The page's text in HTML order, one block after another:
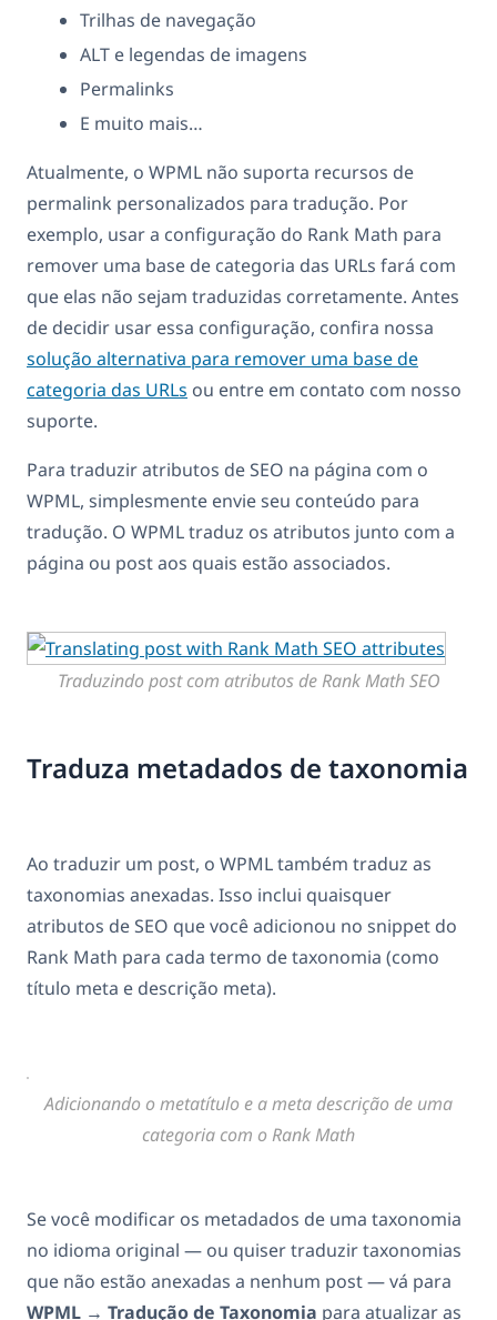
Trilhas de navegação
ALT e legendas de imagens
Permalinks
E muito mais…
Atualmente, o WPML não suporta recursos de
permalink personalizados para tradução. Por
exemplo, usar a configuração do Rank Math para
remover uma base de categoria das URLs fará com
que elas não sejam traduzidas corretamente. Antes
de decidir usar essa configuração, confira nossa
solução alternativa para remover uma base de
categoria das URLs ou entre em contato com nosso
suporte.
Para traduzir atributos de SEO na página com o
WPML, simplesmente envie seu conteúdo para
tradução. O WPML traduz os atributos junto com a
página ou post aos quais estão associados.
Traduzindo post com atributos de Rank Math SEO
Traduza metadados de taxonomia
Ao traduzir um post, o WPML também traduz as
taxonomias anexadas. Isso inclui quaisquer
atributos de SEO que você adicionou no snippet do
Rank Math para cada termo de taxonomia (como
título meta e descrição meta).
Adicionando o metatítulo e a meta descrição de uma
categoria com o Rank Math
Se você modificar os metadados de uma taxonomia
no idioma original — ou quiser traduzir taxonomias
que não estão anexadas a nenhum post — vá para
WPML → Tradução de Taxonomia para atualizar as